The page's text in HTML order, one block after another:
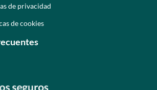
de privacidad
de cookies